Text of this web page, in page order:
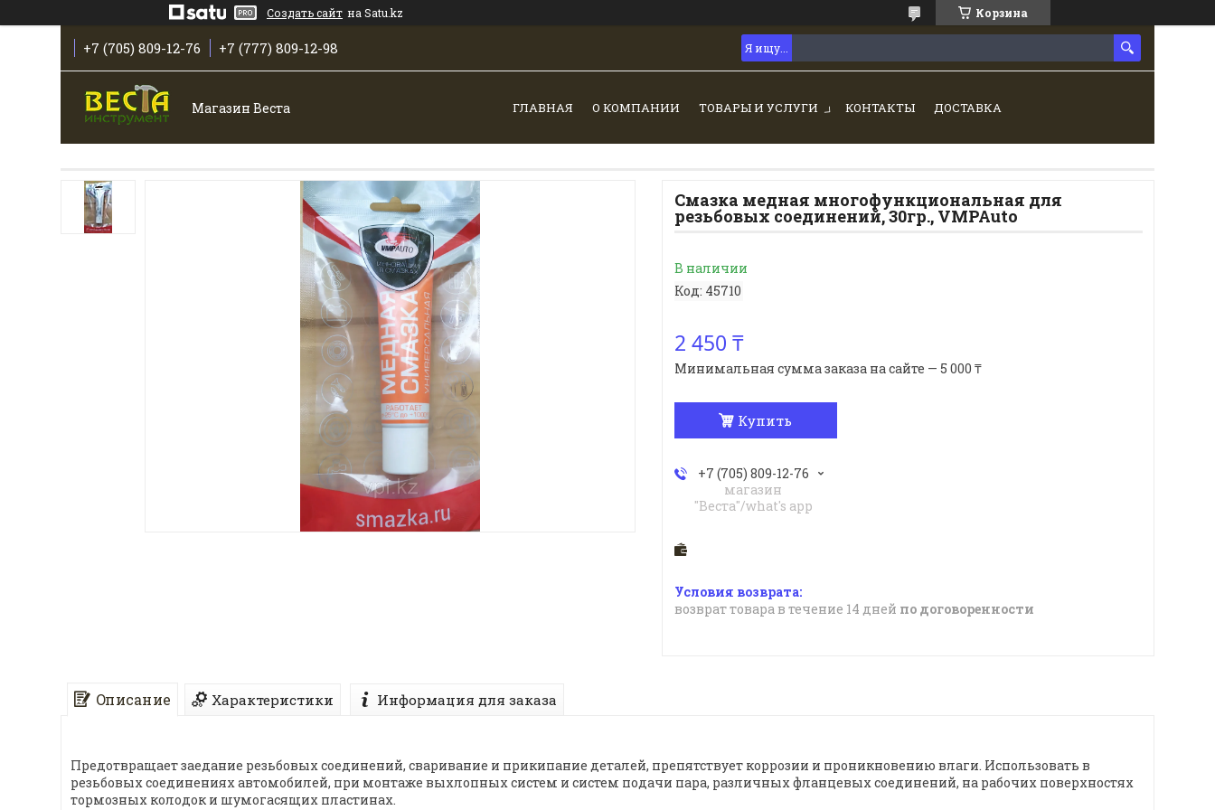
Создать сайт на Satu.kz Корзина
+7 (705) 809-12-76 +7 (777) 809-12-98
Магазин Веста ГЛАВНАЯ О КОМПАНИИ ТОВАРЫ И УСЛУГИ КОНТАКТЫ ДОСТАВКА
Смазка медная многофункциональная для
резьбовых соединений, 30гр., VMPAuto
В наличии
Код: 45710
2 450 ₸
Минимальная сумма заказа на сайте — 5 000 ₸
Купить
+7 (705) 809-12-76
магазин
"Веста"/what's app
возврат товара в течение 14 дней по договоренности
Описание Характеристики Информация для заказа
Предотвращает заедание резьбовых соединений, сваривание и прикипание деталей, препятствует коррозии и проникновению влаги. Использовать в
резьбовых соединениях автомобилей, при монтаже выхлопных систем и систем подачи пара, различных фланцевых соединений, на рабочих поверхностях
тормозных колодок и шумогасящих пластинах.